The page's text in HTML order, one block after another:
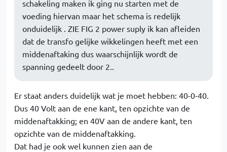
schakeling maken ik ging nu starten met de
voeding hiervan maar het schema is redelijk
onduidelijk . ZIE FIG 2 power suply ik kan afleiden
dat de transfo gelijke wikkelingen heeft met een
middenaftaking dus waarschijnlijk wordt de
spanning gedeelt door 2..
Er staat anders duidelijk wat je moet hebben: 40-0-40.
Dus 40 Volt aan de ene kant, ten opzichte van de
middenaftakking; en 40V aan de andere kant, ten
opzichte van de middenaftakking.
Dat had je ook wel kunnen zien aan de